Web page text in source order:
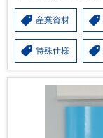
産業資材
特殊仕様